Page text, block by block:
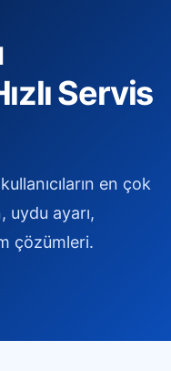
Servis
en çok
ayarı,
çözümleri.